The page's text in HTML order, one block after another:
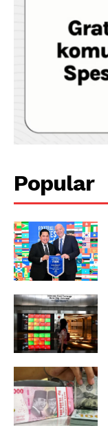
Popular